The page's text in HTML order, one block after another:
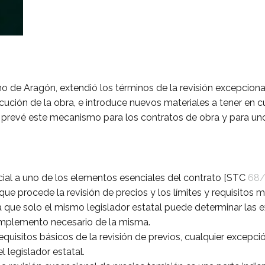
de Aragón, extendió los términos de la revisión
de la obra, e introduce nuevos materiales a tener en
este mecanismo para los contratos de obra y para
a uno de los elementos esenciales del contrato [STC
procede la revisión de precios y los límites y requisitos
que solo el mismo legislador estatal puede determinar las
necesario de la misma.
básicos de la revisión de previos, cualquier
legislador estatal.